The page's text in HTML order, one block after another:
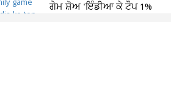
ਗੇਮ ਸ਼ੋਅ 'ਇੰਡੀਆ ਕੇ ਟੌਪ 1%